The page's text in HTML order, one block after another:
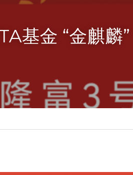
基金 “金麒麟”